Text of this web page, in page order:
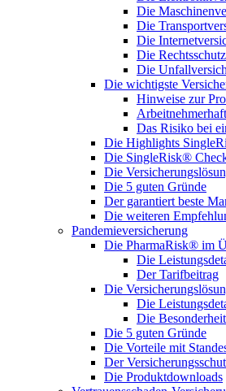
Die
Die
Die
Die
Die
Die wichtigste
Hinweise zur
Das Risiko bei
Die Highlights
Die SingleRisk®
Die
Die 5 guten Gründe
Der garantiert beste
Die weiteren
Pandemieversicherung
Die PharmaRisk® im
Die
Der Tarifbeitrag
Die
Die
Die
Die 5 guten Gründe
Die Vorteile mit
Der
Die Produktdownloads